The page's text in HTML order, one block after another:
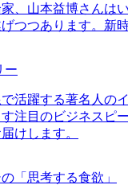
、山本益博さんは
つつあります。新
ー
活躍する著名人の
注目のビジネスピ
けします。
「思考する食欲」